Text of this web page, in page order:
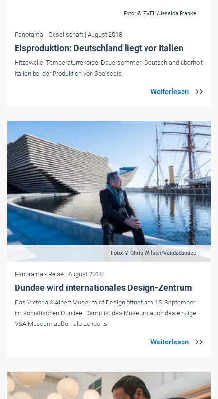
Foto: © ZVEH/Jessica Franke
Panorama - Gesellschaft | August 2018
Eisproduktion: Deutschland liegt vor Italien
Hitzewelle, Temperaturrekorde, Dauersommer: Deutschland überholt
Italien bei der Produktion von Speiseeis.
Foto: © Chris Wilson/Vandadundee
Panorama - Reise | August 2018
Dundee wird internationales Design-Zentrum
Das Victoria & Albert Museum of Design öffnet am 15. September
im schottischen Dundee. Damit ist das Museum auch das einzige
V&A Museum außerhalb Londons.